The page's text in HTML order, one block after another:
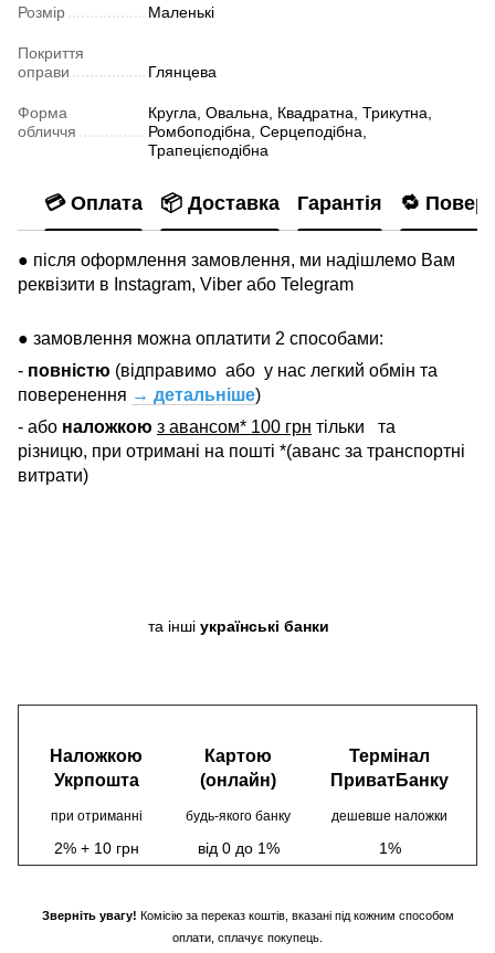
Розмір Маленькі
Покриття
оправи
Глянцева
Форма
обличчя
Кругла, Овальна, Квадратна, Трикутна,
Ромбоподібна, Серцеподібна,
Трапецієподібна
💳 Оплата 📦 Доставка Гарантія 🔁
● після оформлення замовлення, ми надішлемо Вам
реквізити в Instagram, Viber або Telegram
● замовлення можна оплатити 2 способами:
- повністю (відправимо або у нас легкий обмін та
поверенення → детальніше)
- або наложкою з авансом* 100 грн тільки
та
різницю, при отримані на пошті *(аванс за транспортні
витрати)
та інші українські банки
Наложкою
Укрпошта
Картою
(онлайн)
Термінал
ПриватБанку
при отриманні будь-якого банку дешевше наложки
2% + 10 грн від 0 до 1% 1%
Зверніть увагу! Комісію за переказ коштів, вказані під кожним способом
оплати, сплачує покупець.